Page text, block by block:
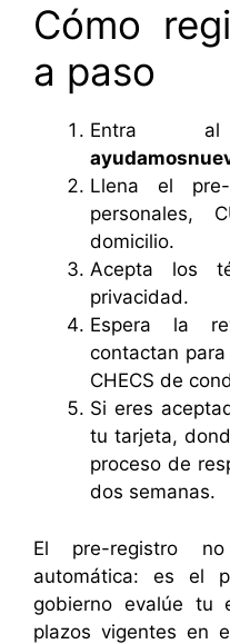
Cómo
a paso
Entra
Llena el
personales,
domicilio.
Acepta los
privacidad.
Espera la
contactan
CHECS de
Si eres
tu tarjeta,
proceso de
dos semanas.
El pre-registro
automática: es el
gobierno evalúe tu
plazos vigentes en